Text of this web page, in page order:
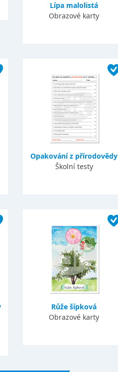
Lípa malolistá
Obrazové karty
Opakování z přírodovědy
Školní testy
Růže šípková
Obrazové karty